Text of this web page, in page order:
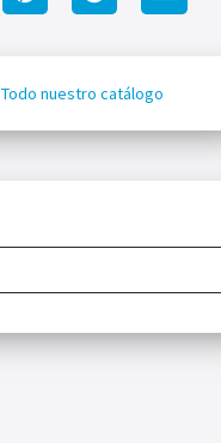
Todo nuestro catálogo